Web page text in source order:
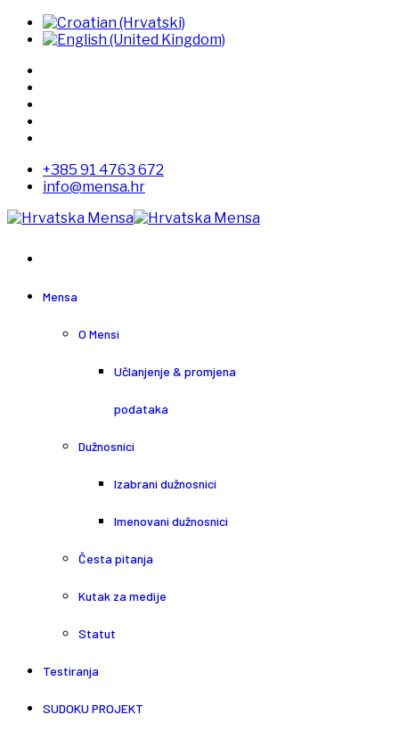
+385 91 4763 672
info@mensa.hr
Mensa
O Mensi
Učlanjenje & promjena
podataka
Dužnosnici
Izabrani dužnosnici
Imenovani dužnosnici
Česta pitanja
Kutak za medije
Statut
Testiranja
SUDOKU PROJEKT